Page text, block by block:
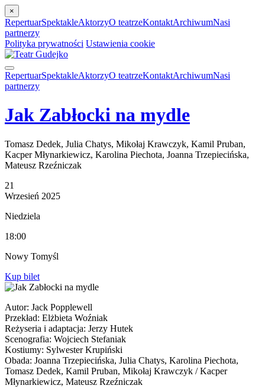
×
RepertuarSpektakleAktorzyO teatrzeKontaktArchiwumNasi
partnerzy
Polityka prywatności Ustawienia cookie
RepertuarSpektakleAktorzyO teatrzeKontaktArchiwumNasi
partnerzy
Jak Zabłocki na mydle
Tomasz Dedek, Julia Chatys, Mikołaj Krawczyk, Kamil Pruban,
Kacper Młynarkiewicz, Karolina Piechota, Joanna Trzepiecińska,
Mateusz Rzeźniczak
21
Wrzesień 2025
Niedziela
18:00
Nowy Tomyśl
Kup bilet
Autor: Jack Popplewell
Przekład: Elżbieta Woźniak
Reżyseria i adaptacja: Jerzy Hutek
Scenografia: Wojciech Stefaniak
Kostiumy: Sylwester Krupiński
Obada: Joanna Trzepiecińska, Julia Chatys, Karolina Piechota,
Tomasz Dedek, Kamil Pruban, Mikołaj Krawczyk / Kacper
Młynarkiewicz, Mateusz Rzeźniczak